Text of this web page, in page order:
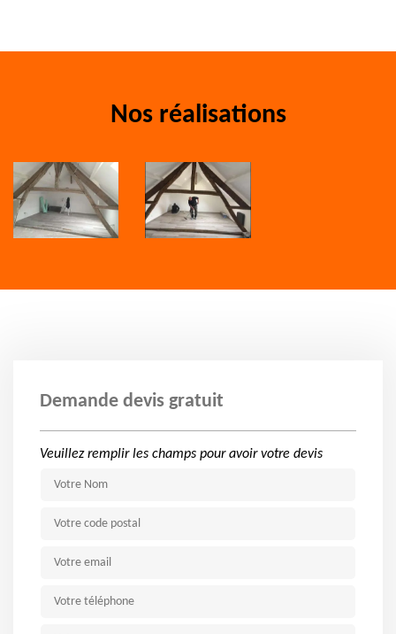
Nos réalisations
Demande devis gratuit
Veuillez remplir les champs pour avoir votre devis